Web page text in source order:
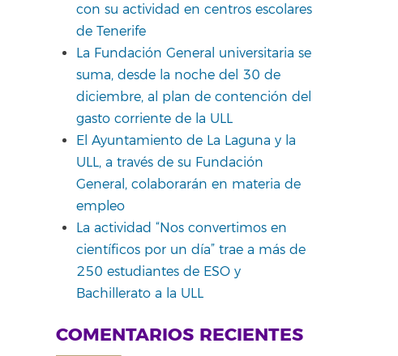
con su actividad en centros escolares
de Tenerife
La Fundación General universitaria se
suma, desde la noche del 30 de
diciembre, al plan de contención del
gasto corriente de la ULL
El Ayuntamiento de La Laguna y la
ULL, a través de su Fundación
General, colaborarán en materia de
empleo
La actividad “Nos convertimos en
científicos por un día” trae a más de
250 estudiantes de ESO y
Bachillerato a la ULL
COMENTARIOS RECIENTES